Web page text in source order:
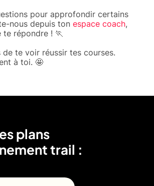
pour approfondir certains
nous depuis ton espace coach,
répondre ! 🏃
de te voir réussir tes courses.
à toi. 🤩
plans
trail :